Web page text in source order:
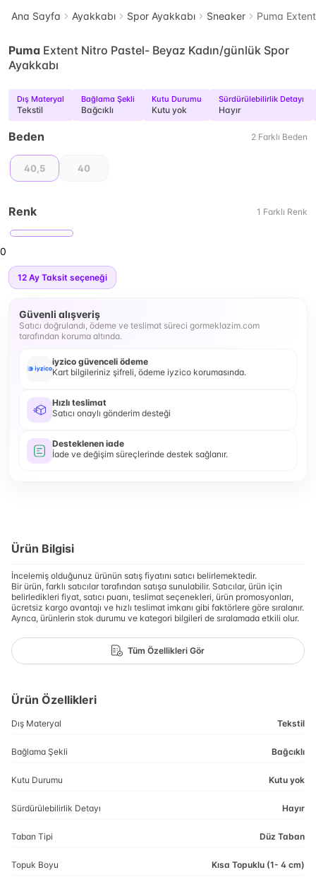
Ana Sayfa Ayakkabı Spor Ayakkabı Sneaker Puma
Puma Extent Nitro Pastel- Beyaz Kadın/günlük Spor
Ayakkabı
Dış Materyal
Tekstil
Bağlama Şekli
Bağcıklı
Kutu Durumu
Kutu yok
Sürdürülebilirlik Detayı
Hayır
Beden 2 Farklı Beden
40,5 40
Renk 1 Farklı Renk
0
12 Ay Taksit seçeneği
Güvenli alışveriş
Satıcı doğrulandı, ödeme ve teslimat süreci gormeklazim.com
tarafından koruma altında.
iyzico güvenceli ödeme
Kart bilgileriniz şifreli, ödeme iyzico korumasında.
Hızlı teslimat
Satıcı onaylı gönderim desteği
Desteklenen iade
İade ve değişim süreçlerinde destek sağlanır.
Ürün Bilgisi
İncelemiş olduğunuz ürünün satış fiyatını satıcı belirlemektedir.
Bir ürün, farklı satıcılar tarafından satışa sunulabilir. Satıcılar, ürün için
belirledikleri fiyat, satıcı puanı, teslimat seçenekleri, ürün promosyonları,
ücretsiz kargo avantajı ve hızlı teslimat imkanı gibi faktörlere göre sıralanır.
Ayrıca, ürünlerin stok durumu ve kategori bilgileri de sıralamada etkili olur.
Tüm Özellikleri Gör
Ürün Özellikleri
Dış Materyal Tekstil
Bağlama Şekli Bağcıklı
Kutu Durumu Kutu yok
Sürdürülebilirlik Detayı Hayır
Taban Tipi Düz Taban
Topuk Boyu Kısa Topuklu (1- 4 cm)